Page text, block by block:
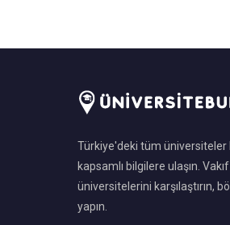
Türkiye'deki tüm üniversiteler
kapsamlı bilgilere ulaşın.
üniversitelerini karşılaştırın,
yapın.